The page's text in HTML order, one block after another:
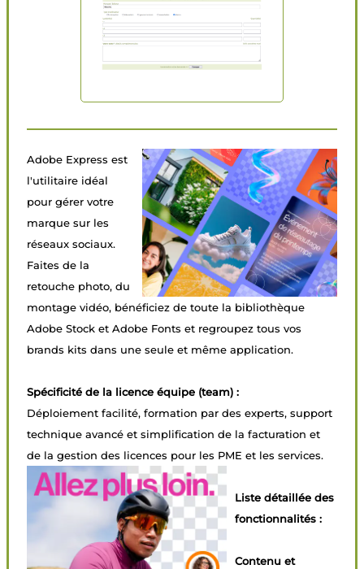
Adobe Express est
l'utilitaire idéal
pour gérer votre
marque sur les
réseaux sociaux.
Faites de la
retouche photo, du
montage vidéo, bénéficiez de toute la bibliothèque
Adobe Stock et Adobe Fonts et regroupez tous vos
brands kits dans une seule et même application.
Spécificité de la licence équipe (team) :
Déploiement facilité, formation par des experts, support
technique avancé et simplification de la facturation et
de la gestion des licences pour les PME et les services.
Liste détaillée des
fonctionnalités :
Contenu et